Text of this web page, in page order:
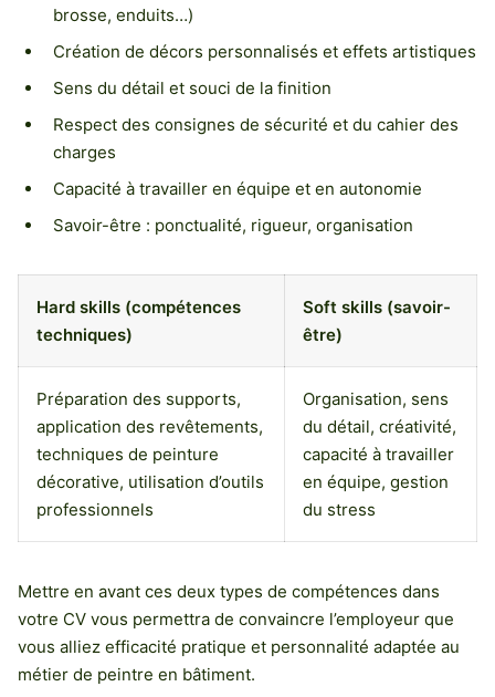
brosse, enduits…)
Création de décors personnalisés et effets artistiques
Sens du détail et souci de la finition
Respect des consignes de sécurité et du cahier des
charges
Capacité à travailler en équipe et en autonomie
Savoir-être : ponctualité, rigueur, organisation
Hard skills (compétences
techniques)
Soft skills (savoir-
être)
Préparation des supports,
application des revêtements,
techniques de peinture
décorative, utilisation d’outils
professionnels
Organisation, sens
du détail, créativité,
capacité à travailler
en équipe, gestion
du stress
Mettre en avant ces deux types de compétences dans
votre CV vous permettra de convaincre l’employeur que
vous alliez efficacité pratique et personnalité adaptée au
métier de peintre en bâtiment.